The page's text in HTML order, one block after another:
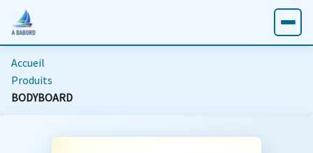
Accueil
Produits
BODYBOARD